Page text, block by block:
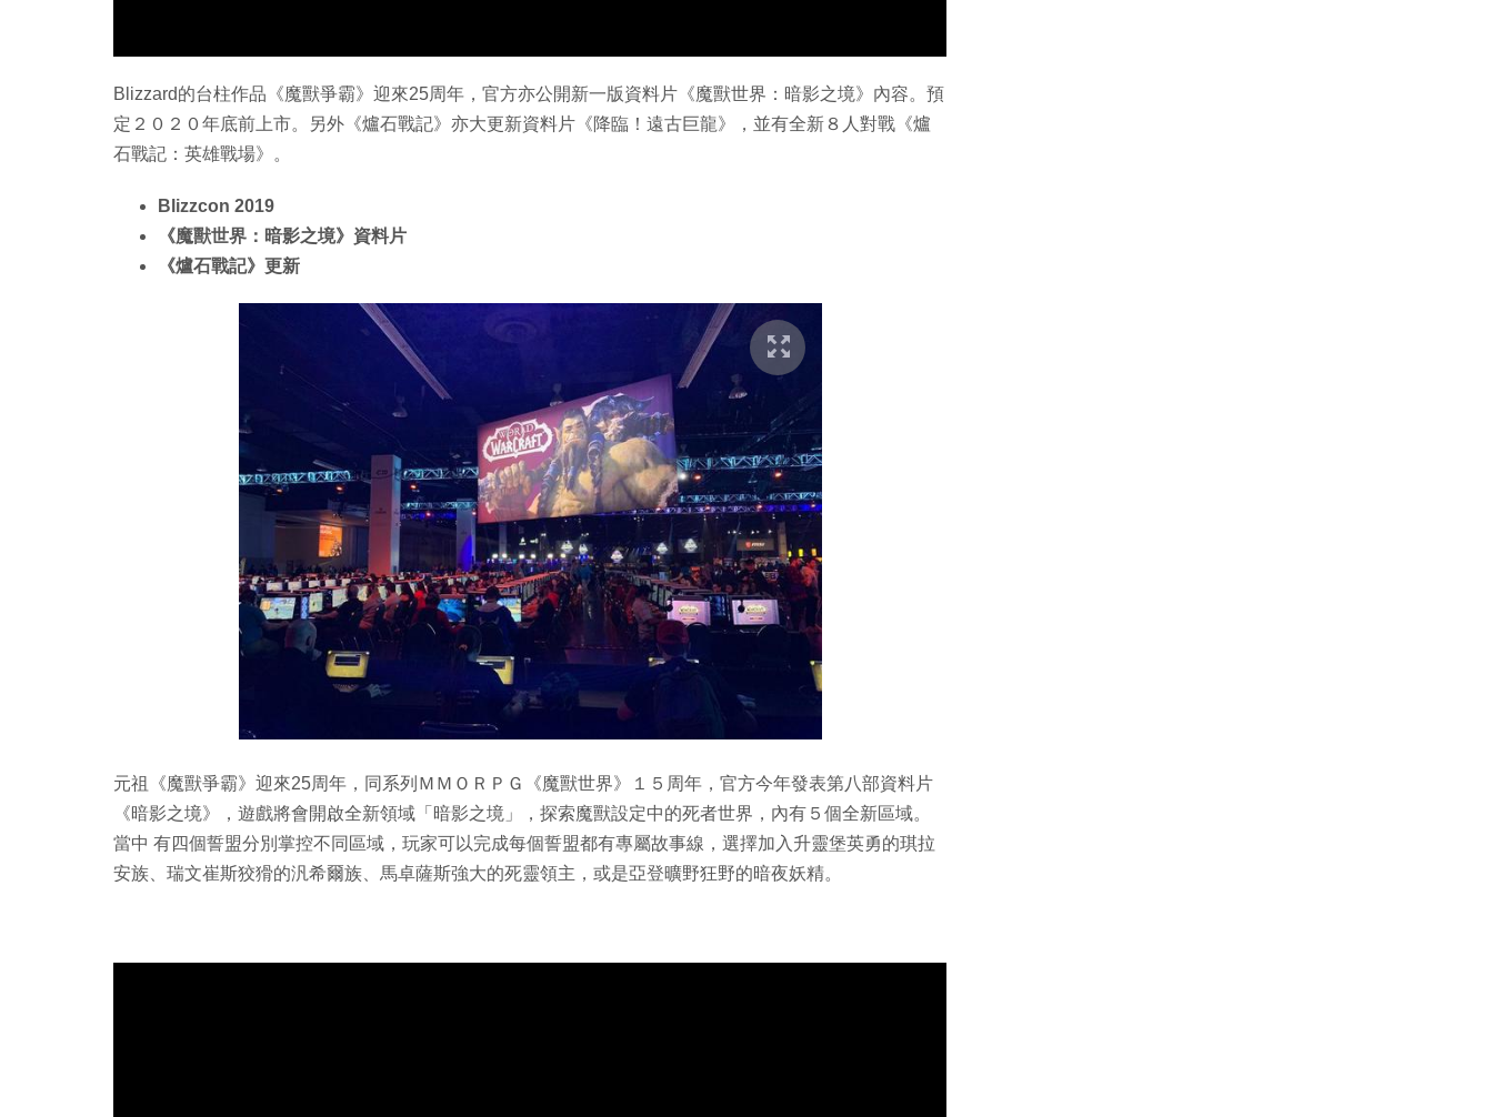
Blizzard的台柱作品《魔獸爭霸》迎來25周年，官方亦公開新一版資料片《魔獸世界：暗影之境》內容。預
定２０２０年底前上市。另外《爐石戰記》亦大更新資料片《降臨！遠古巨龍》，並有全新８人對戰《爐
石戰記：英雄戰場》。
Blizzcon 2019
《魔獸世界：暗影之境》資料片
《爐石戰記》更新
元祖《魔獸爭霸》迎來25周年，同系列ＭＭＯＲＰＧ《魔獸世界》１５周年，官方今年發表第八部資料片
《暗影之境》，遊戲將會開啟全新領域「暗影之境」，探索魔獸設定中的死者世界，內有５個全新區域。
當中 有四個誓盟分別掌控不同區域，玩家可以完成每個誓盟都有專屬故事線，選擇加入升靈堡英勇的琪拉
安族、瑞文崔斯狡猾的汎希爾族、馬卓薩斯強大的死靈領主，或是亞登曠野狂野的暗夜妖精。